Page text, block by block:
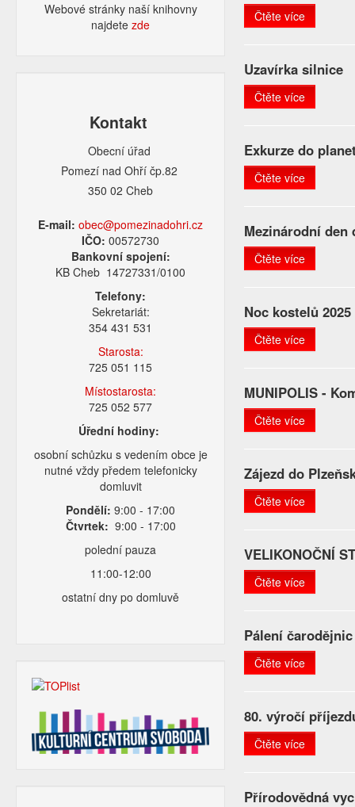
Webové stránky naší knihovny
najdetezde​
Kontakt
Obecní úřad
Pomezí nad Ohří čp.82
350 02 Cheb
E-mail: obec@pomezinadohri.cz
IČO:00572730
Bankovní spojení:
KB Cheb 14727331/0100
Telefony:
Sekretariát:
354 431 531
Starosta:
725 051 115
Místostarosta:
725 052 577
Úřední hodiny:
osobní schůzku s vedením obce je
nutné vždy předem telefonicky
domluvit
Pondělí: 9:00 - 17:00
Čtvrtek: 9:00 - 17:00
polední pauza
11:00-12:00
ostatní dny po domluvě
Čtěte více
Uzavírka silnice
Čtěte více
Exkurze do
Čtěte více
Mezinárodní den
Čtěte více
Noc kostelů 2025
Čtěte více
MUNIPOLIS -
Čtěte více
Zájezd do
Čtěte více
VELIKONOČNÍ
Čtěte více
Pálení čarodějnic
Čtěte více
80. výročí
Čtěte více
Přírodovědná